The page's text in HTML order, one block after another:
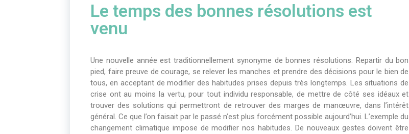
Le temps des bonnes résolutions est
venu
Une nouvelle année est traditionnellement synonyme de bonnes résolutions. Repartir du bon
pied, faire preuve de courage, se relever les manches et prendre des décisions pour le bien de
tous, en acceptant de modifier des habitudes prises depuis très longtemps. Les situations de
crise ont au moins la vertu, pour tout individu responsable, de mettre de côté ses idéaux et
trouver des solutions qui permettront de retrouver des marges de manœuvre, dans l’intérêt
général. Ce que l’on faisait par le passé n’est plus forcément possible aujourd’hui. L’exemple du
changement climatique impose de modifier nos habitudes. De nouveaux gestes doivent être